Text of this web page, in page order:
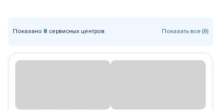
Показано 8 сервисных центров Показать все (8)